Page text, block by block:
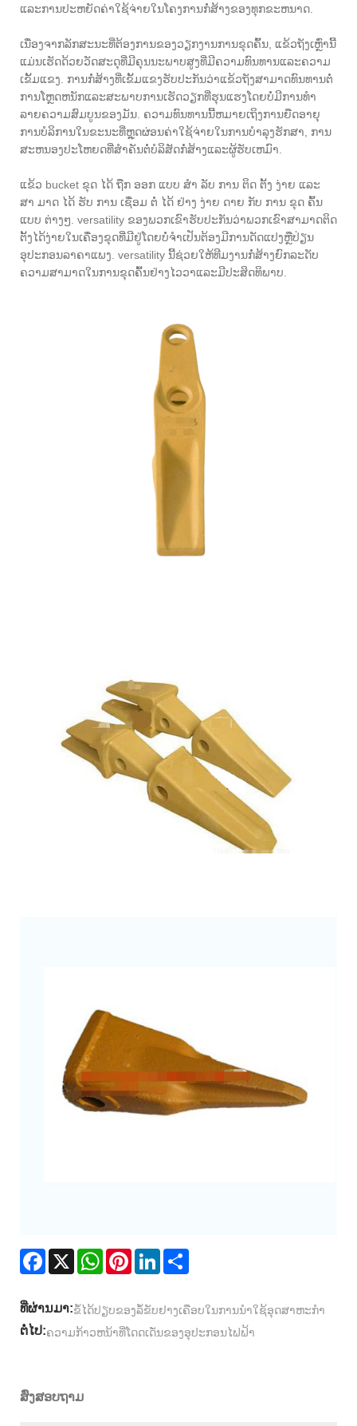
ແລະການປະຫຍັດຄ່າໃຊ້ຈ່າຍໃນໂຄງການກໍ່ສ້າງຂອງທຸກຂະຫນາດ.
ເນື່ອງຈາກລັກສະນະທີ່ຕ້ອງການຂອງວຽກງານການຂຸດຄົ້ນ, ແຂ້ວຖັງເຫຼົ່ານີ້
ແມ່ນເຮັດດ້ວຍວັດສະດຸທີ່ມີຄຸນນະພາບສູງທີ່ມີຄວາມທົນທານແລະຄວາມ
ເຂັ້ມແຂງ. ການກໍ່ສ້າງທີ່ເຂັ້ມແຂງຮັບປະກັນວ່າແຂ້ວຖັງສາມາດທົນທານຕໍ່
ການໂຫຼດຫນັກແລະສະພາບການເຮັດວຽກທີ່ຮຸນແຮງໂດຍບໍ່ມີການທໍາ
ລາຍຄວາມສົມບູນຂອງມັນ. ຄວາມທົນທານນີ້ຫມາຍເຖິງການຍືດອາຍຸ
ການບໍລິການໃນຂະນະທີ່ຫຼຸດຜ່ອນຄ່າໃຊ້ຈ່າຍໃນການບໍາລຸງຮັກສາ, ການ
ສະຫນອງປະໂຫຍດທີ່ສໍາຄັນຕໍ່ບໍລິສັດກໍ່ສ້າງແລະຜູ້ຮັບເຫມົາ.
ແຂ້ວ bucket ຂຸດ ໄດ້ ຖືກ ອອກ ແບບ ສໍາ ລັບ ການ ຕິດ ຕັ້ງ ງ່າຍ ແລະ
ສາ ມາດ ໄດ້ ຮັບ ການ ເຊື່ອມ ຕໍ່ ໄດ້ ຢ່າງ ງ່າຍ ດາຍ ກັບ ການ ຂຸດ ຄົ້ນ
ແບບ ຕ່າງໆ. versatility ຂອງພວກເຂົາຮັບປະກັນວ່າພວກເຂົາສາມາດຕິດ
ຕັ້ງໄດ້ງ່າຍໃນເຄື່ອງຂຸດທີ່ມີຢູ່ໂດຍບໍ່ຈໍາເປັນຕ້ອງມີການດັດແປງຫຼືປ່ຽນ
ອຸປະກອນລາຄາແພງ. versatility ນີ້ຊ່ວຍໃຫ້ທີມງານກໍ່ສ້າງຍົກລະດັບ
ຄວາມສາມາດໃນການຂຸດຄົ້ນຢ່າງໄວວາແລະມີປະສິດທິພາບ.
Facebook
X WhatsAppPinterestLinkedIn
ທີ່ຜ່ານມາ:ຂໍ້ໄດ້ປຽບຂອງລໍ້ຂັບຢາງເຄືອບໃນການນໍາໃຊ້ອຸດສາຫະກໍາ
ຕໍ່ໄປ:ຄວາມກ້າວຫນ້າທີ່ໂດດເດັ່ນຂອງອຸປະກອນໄຟຟ້າ
ສົ່ງສອບຖາມ